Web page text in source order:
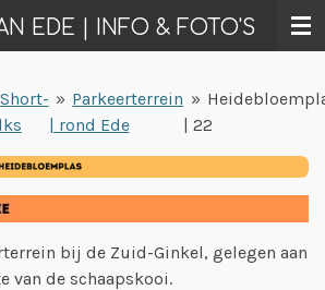
EDE | INFO & FOTO'S
Short- » Parkeerterrein
| rond Ede
»
| 22
bij de Zuid-Ginkel, gelegen aan
van de schaapskooi.